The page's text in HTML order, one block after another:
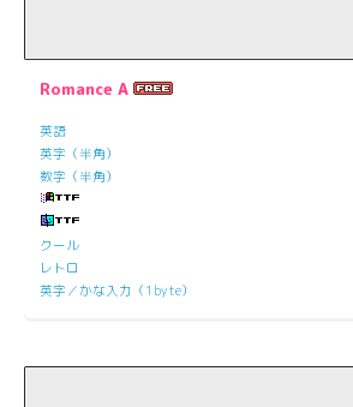
Romance A
英語
英字（半角）
数字（半角）
クール
レトロ
英字／かな入力（1byte）